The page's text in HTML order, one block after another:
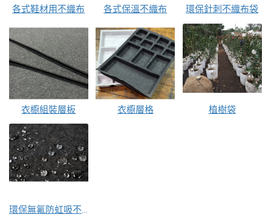
各式鞋材用不織布 各式保溫不織布 環保針刺不織布袋
衣櫥組裝層板 衣櫥層格 植樹袋
環保無氟防虹吸不織布